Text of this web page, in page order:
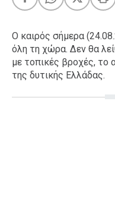
LIFE
Ο καιρός σήμερα
όλη τη χώρα. Δεν θα
με τοπικές βροχές, το
της δυτικής Ελλάδας.